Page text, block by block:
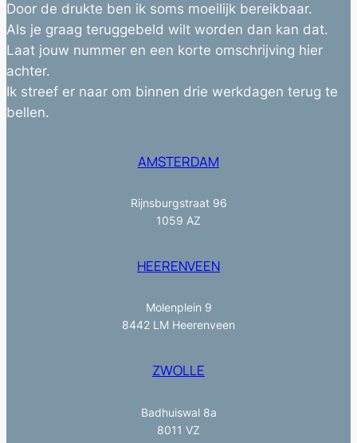
Door de drukte ben ik soms moeilijk bereikbaar.
Als je graag teruggebeld wilt worden dan kan dat.
Laat jouw nummer en een korte omschrijving hier
achter.
Ik streef er naar om binnen drie werkdagen terug te
bellen.
AMSTERDAM
Rijnsburgstraat 96
1059 AZ
HEERENVEEN
Molenplein 9
8442 LM Heerenveen
ZWOLLE
Badhuiswal 8a
8011 VZ